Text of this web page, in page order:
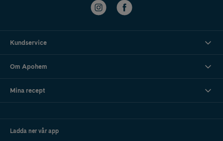
Kundservice
Om Apohem
Mina recept
Ladda ner vår app